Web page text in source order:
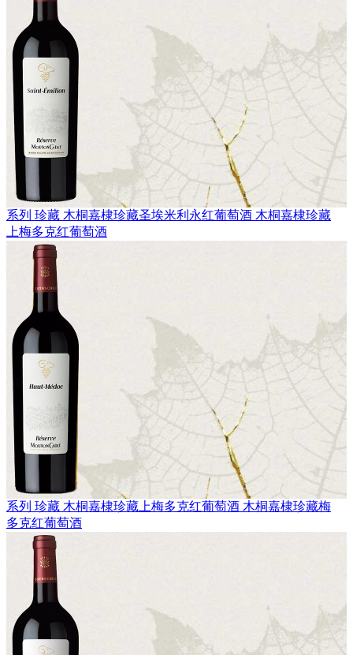
系列 珍藏 木桐嘉棣珍藏圣埃米利永红葡萄酒 木桐嘉棣珍藏
上梅多克红葡萄酒
系列 珍藏 木桐嘉棣珍藏上梅多克红葡萄酒 木桐嘉棣珍藏梅
多克红葡萄酒